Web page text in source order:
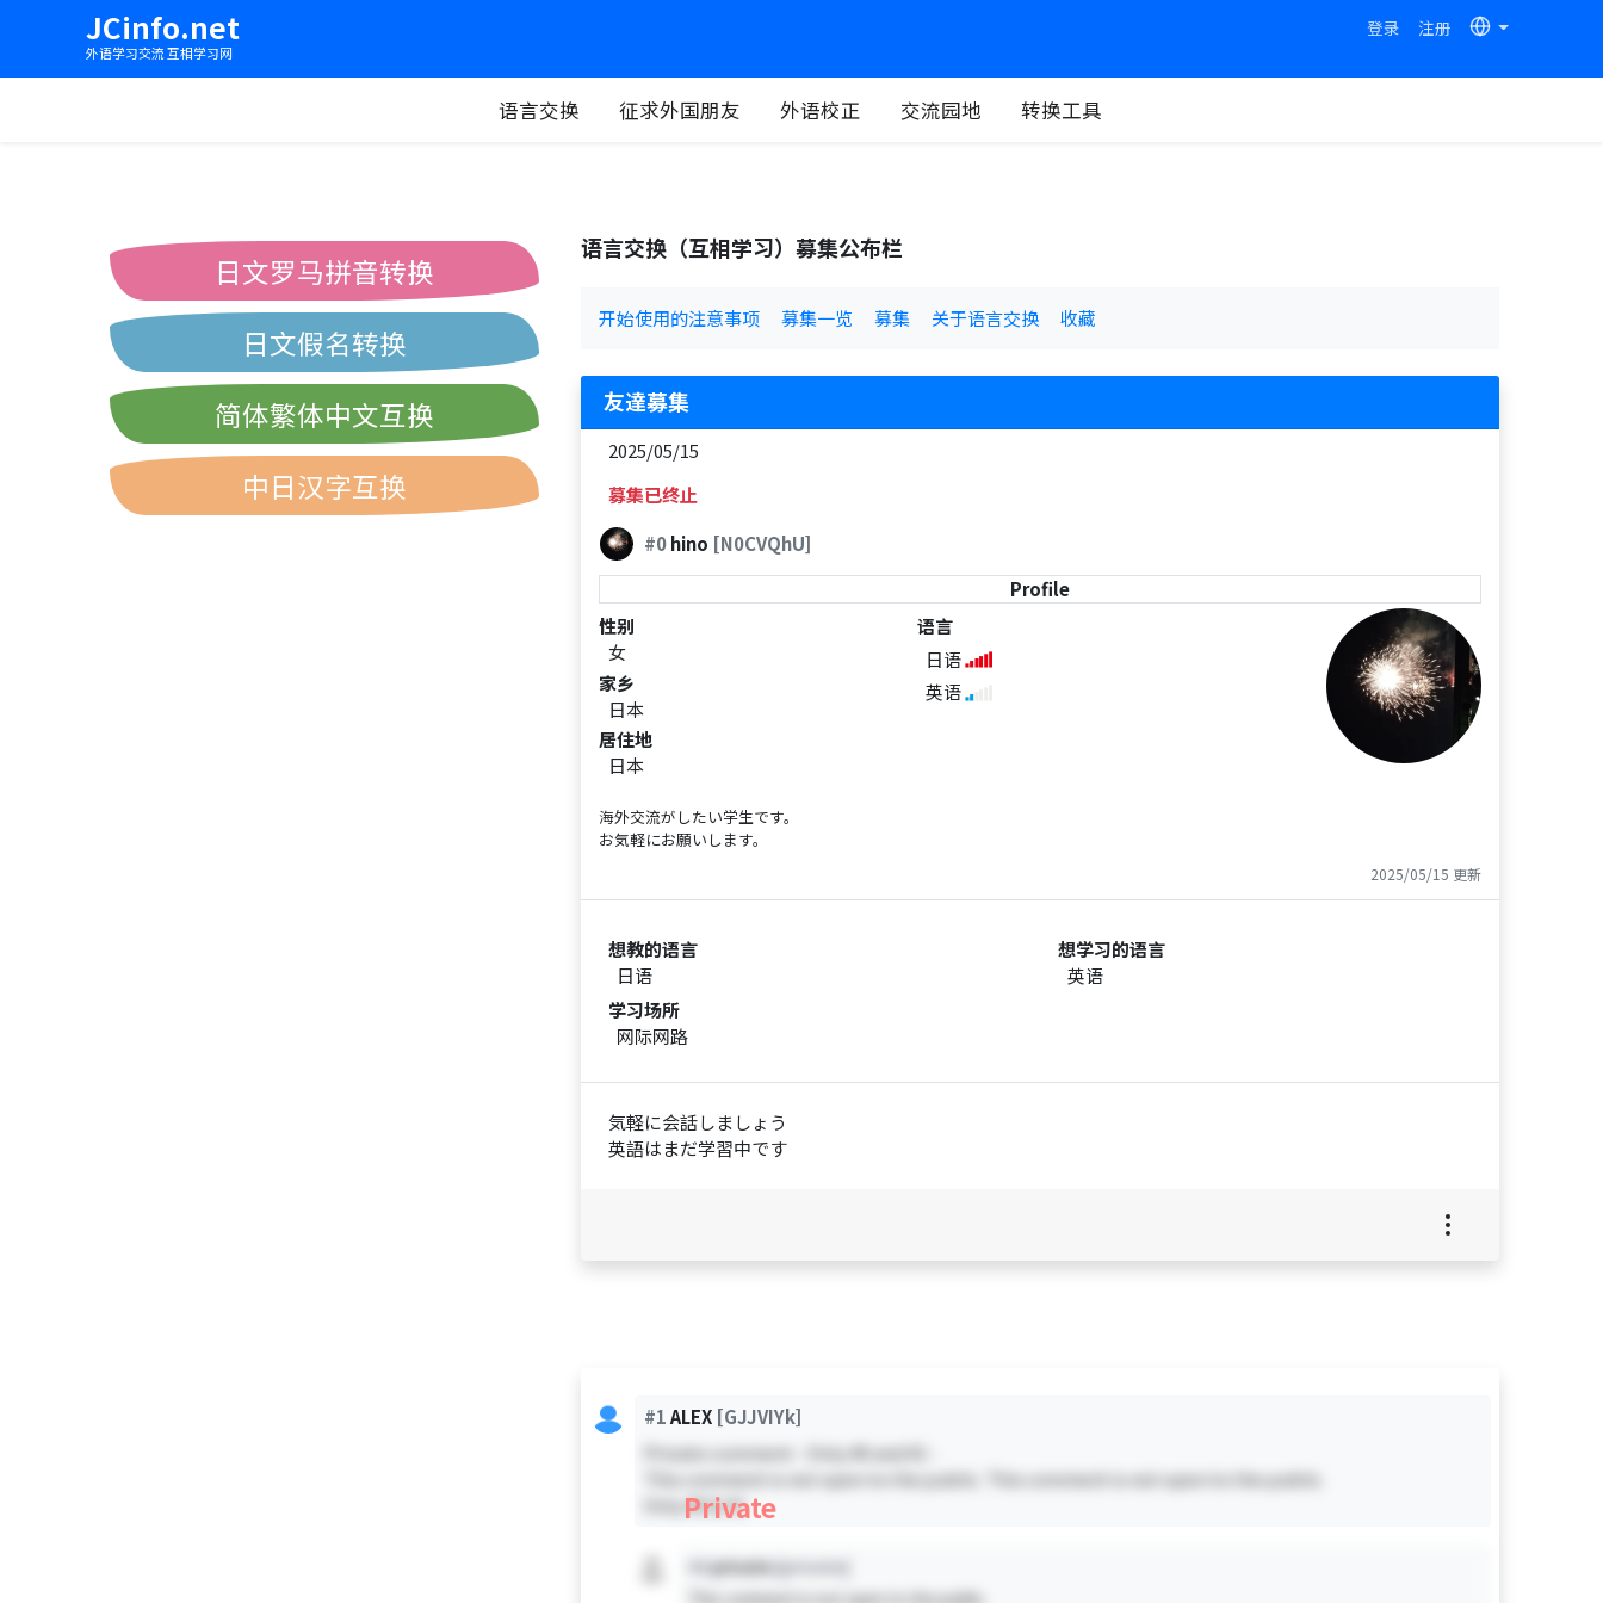
JCinfo.net
外语学习交流 互相学习网
登录 注册
语言交换 征求外国朋友 外语校正 交流园地 转换工具
语言交换（互相学习）募集公布栏
开始使用的注意事项 募集一览 募集 关于语言交换 收藏
友達募集
2025/05/15
募集已终止
#0hino [N0CVQhU]
Profile
性别
女
家乡
日本
居住地
日本
语言
日语
英语
海外交流がしたい学生です。
お気軽にお願いします。
2025/05/15 更新
想教的语言
日语
想学习的语言
英语
学习场所
网际网路
気軽に会話しましょう
英語はまだ学習中です
#1ALEX [GJJVIYk]
Private comment - Only #0 and #1 -
This comment is not open to the public. This comment is not open to the public.
Only #0 & #1
Private
#Xprivate[private]
日文罗马拼音转换
日文假名转换
简体繁体中文互换
中日汉字互换